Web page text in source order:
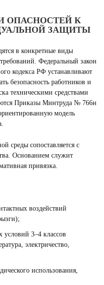
ОПАСНОСТЕЙ К
ЗАЩИТЫ
в конкретные виды
Федеральный закон
кодекса РФ устанавливают
безопасность работников и
техническими средствами
Приказы Минтруда № 766н
модель
среды сопоставляется с
Основанием служит
привязка.
воздействий
условий 3–4 классов
электричество,
использования,